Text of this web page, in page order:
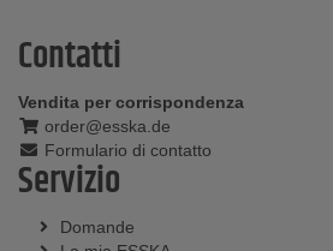
Contatti
Vendita per corrispondenza
order@esska.de
Formulario di contatto
Servizio
Domande